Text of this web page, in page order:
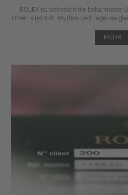
ROLEX ist sicherlich die bekannteste
Uhren sind Kult, Mythos und Legende
MEHR